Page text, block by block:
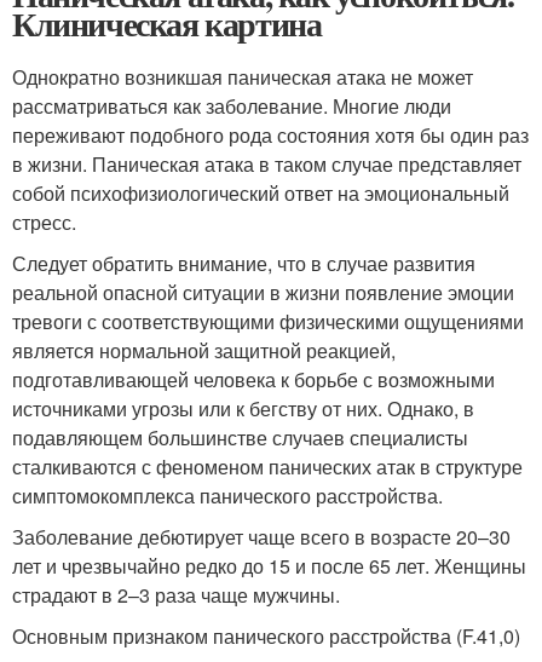
Клиническая картина
Однократно возникшая паническая атака не может
рассматриваться как заболевание. Многие люди
переживают подобного рода состояния хотя бы один раз
в жизни. Паническая атака в таком случае представляет
собой психофизиологический ответ на эмоциональный
стресс.
Следует обратить внимание, что в случае развития
реальной опасной ситуации в жизни появление эмоции
тревоги с соответствующими физическими ощущениями
является нормальной защитной реакцией,
подготавливающей человека к борьбе с возможными
источниками угрозы или к бегству от них. Однако, в
подавляющем большинстве случаев специалисты
сталкиваются с феноменом панических атак в структуре
симптомокомплекса панического расстройства.
Заболевание дебютирует чаще всего в возрасте 20–30
лет и чрезвычайно редко до 15 и после 65 лет. Женщины
страдают в 2–3 раза чаще мужчины.
Основным признаком панического расстройства (F.41,0)